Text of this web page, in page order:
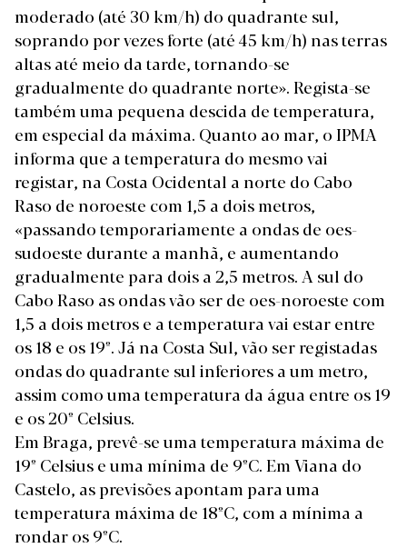
moderado (até 30 km/h) do quadrante sul,
soprando por vezes forte (até 45 km/h) nas terras
altas até meio da tarde, tornando-se
gradualmente do quadrante norte». Regista-se
também uma pequena descida de temperatura,
em especial da máxima. Quanto ao mar, o IPMA
informa que a temperatura do mesmo vai
registar, na Costa Ocidental a norte do Cabo
Raso de noroeste com 1,5 a dois metros,
«passando temporariamente a ondas de oes-
sudoeste durante a manhã, e aumentando
gradualmente para dois a 2,5 metros. A sul do
Cabo Raso as ondas vão ser de oes-noroeste com
1,5 a dois metros e a temperatura vai estar entre
os 18 e os 19º. Já na Costa Sul, vão ser registadas
ondas do quadrante sul inferiores a um metro,
assim como uma temperatura da água entre os 19
e os 20º Celsius.
Em Braga, prevê-se uma temperatura máxima de
19º Celsius e uma mínima de 9ºC. Em Viana do
Castelo, as previsões apontam para uma
temperatura máxima de 18ºC, com a mínima a
rondar os 9ºC.